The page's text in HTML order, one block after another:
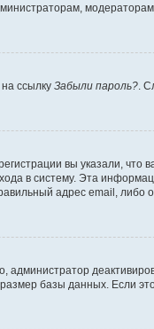
ссылку Забыли пароль? .
вы указали, что
в систему. Эта
адрес email, либо
базы данных. Если